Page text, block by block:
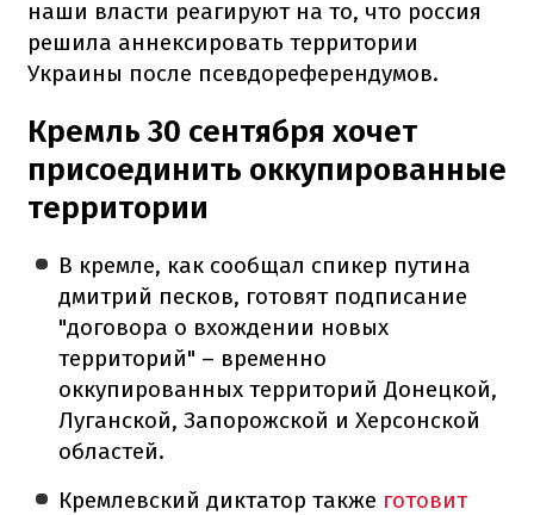
наши власти реагируют на то, что россия
решила аннексировать территории
Украины после псевдореферендумов.
Кремль 30 сентября хочет
присоединить оккупированные
территории
В кремле, как сообщал спикер путина
дмитрий песков, готовят подписание
"договора о вхождении новых
территорий" – временно
оккупированных территорий Донецкой,
Луганской, Запорожской и Херсонской
областей.
Кремлевский диктатор также готовит